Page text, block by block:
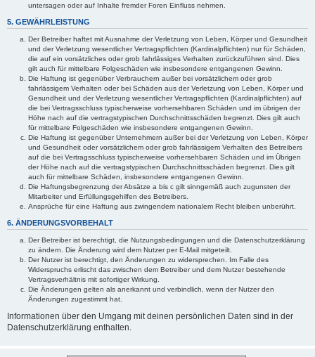
untersagen oder auf Inhalte fremder Foren Einfluss nehmen.
5. GEWÄHRLEISTUNG
Der Betreiber haftet mit Ausnahme der Verletzung von Leben, Körper und Gesundheit
und der Verletzung wesentlicher Vertragspflichten (Kardinalpflichten) nur für Schäden,
die auf ein vorsätzliches oder grob fahrlässiges Verhalten zurückzuführen sind. Dies
gilt auch für mittelbare Folgeschäden wie insbesondere entgangenen Gewinn.
Die Haftung ist gegenüber Verbrauchern außer bei vorsätzlichem oder grob
fahrlässigem Verhalten oder bei Schäden aus der Verletzung von Leben, Körper und
Gesundheit und der Verletzung wesentlicher Vertragspflichten (Kardinalpflichten) auf
die bei Vertragsschluss typischerweise vorhersehbaren Schäden und im übrigen der
Höhe nach auf die vertragstypischen Durchschnittsschäden begrenzt. Dies gilt auch
für mittelbare Folgeschäden wie insbesondere entgangenen Gewinn.
Die Haftung ist gegenüber Unternehmern außer bei der Verletzung von Leben, Körper
und Gesundheit oder vorsätzlichem oder grob fahrlässigem Verhalten des Betreibers
auf die bei Vertragsschluss typischerweise vorhersehbaren Schäden und im Übrigen
der Höhe nach auf die vertragstypischen Durchschnittsschäden begrenzt. Dies gilt
auch für mittelbare Schäden, insbesondere entgangenen Gewinn.
Die Haftungsbegrenzung der Absätze a bis c gilt sinngemäß auch zugunsten der
Mitarbeiter und Erfüllungsgehilfen des Betreibers.
Ansprüche für eine Haftung aus zwingendem nationalem Recht bleiben unberührt.
6. ÄNDERUNGSVORBEHALT
Der Betreiber ist berechtigt, die Nutzungsbedingungen und die Datenschutzerklärung
zu ändern. Die Änderung wird dem Nutzer per E-Mail mitgeteilt.
Der Nutzer ist berechtigt, den Änderungen zu widersprechen. Im Falle des
Widerspruchs erlischt das zwischen dem Betreiber und dem Nutzer bestehende
Vertragsverhältnis mit sofortiger Wirkung.
Die Änderungen gelten als anerkannt und verbindlich, wenn der Nutzer den
Änderungen zugestimmt hat.
Informationen über den Umgang mit deinen persönlichen Daten sind in der
Datenschutzerklärung enthalten.